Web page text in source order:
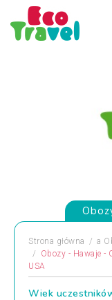
Strona główna a
Obozy - Hawaje -
USA
Wiek